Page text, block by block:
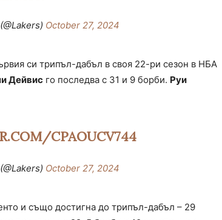
October 27, 2024
си трипъл-дабъл в своя 22-ри сезон в НБА
Дейвис го последва с 31 и 9 борби. Руи
CPAOUCV744
October 27, 2024
и също достигна до трипъл-дабъл – 29